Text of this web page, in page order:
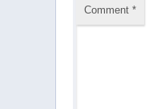
Comment *